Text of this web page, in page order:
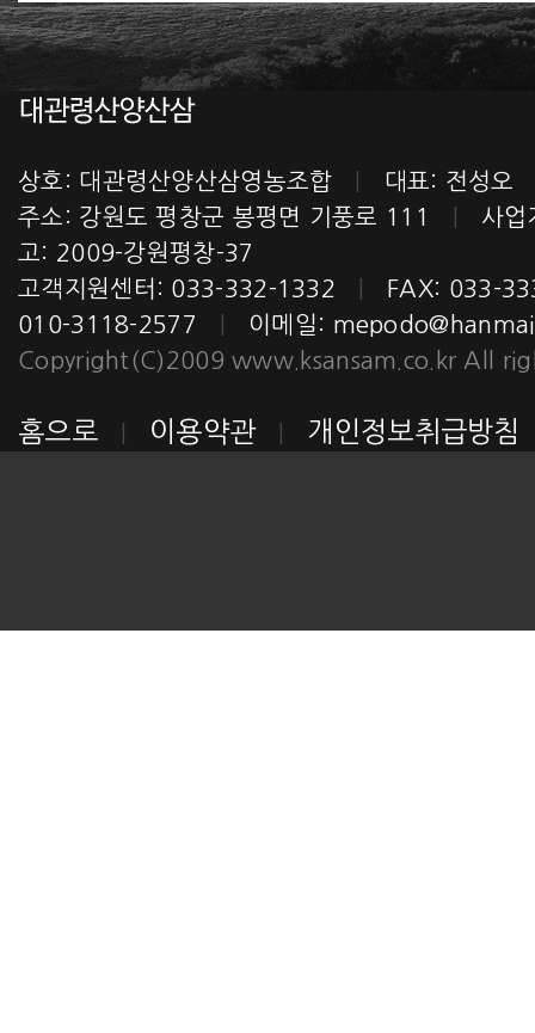
상호: 대관령산양산삼영농조합
대표: 전성
주소: 강원도 평창군 봉평면 기풍로 111
사업
고: 2009-강원평창-37
고객지원센터: 033-332-1332
FAX: 033-
010-3118-2577
이메일:
Copyright(C)2009 www.ksansam.co.kr All
홈으로 이용약관 개인정보취급방침